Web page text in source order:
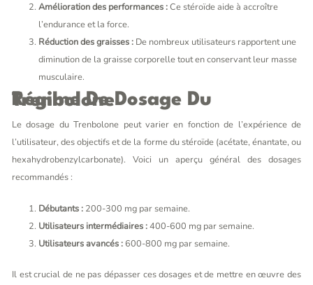
Amélioration des performances :Ce stéroïde aide à accroître
l’endurance et la force.
Réduction des graisses : De nombreux utilisateurs rapportent une
diminution de la graisse corporelle tout en conservant leur masse
musculaire.
Régime De Dosage Du Trenbolone
Le dosage du Trenbolone peut varier en fonction de l’expérience de
l’utilisateur, des objectifs et de la forme du stéroïde (acétate, énantate, ou
hexahydrobenzylcarbonate). Voici un aperçu général des dosages
recommandés :
Débutants : 200-300 mg par semaine.
Utilisateurs intermédiaires :400-600 mg par semaine.
Utilisateurs avancés :600-800 mg par semaine.
Il est crucial de ne pas dépasser ces dosages et de mettre en œuvre des